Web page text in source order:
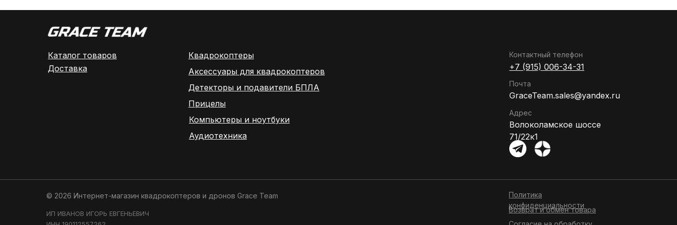
Политика
конфиденциальности
Каталог товаров
© 2026 Интернет-магазин квадрокоптеров и дронов Grace Team
Доставка
Квадрокоптеры
Аксессуары для квадрокоптеров
Детекторы и подавители БПЛА
Прицелы
Компьютеры и ноутбуки
Аудиотехника
Контактный телефон
Почта
Адрес
Волоколамское шоссе
71/22к1
GraceTeam.sales@yandex.ru
+7 (915) 006-34-31
ИП ИВАНОВ ИГОРЬ ЕВГЕНЬЕВИЧ
Возврат и обмен товара